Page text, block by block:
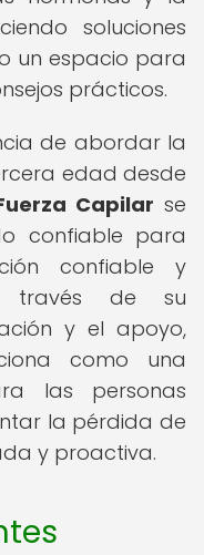
soluciones
un espacio para
prácticos.
de abordar la
edad desde
Capilar se
confiable para
confiable y
través de su
y el apoyo,
como una
las personas
la pérdida de
y proactiva.